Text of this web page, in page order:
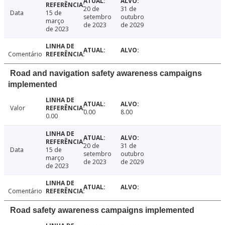
Data
15 de
março
de 2023
20 de
setembro
de 2023
31 de
outubro
de 2029
Comentário
Road and navigation safety awareness campaigns
implemented
Valor
0.00
0.00 8.00
Data
15 de
março
de 2023
20 de
setembro
de 2023
31 de
outubro
de 2029
Comentário
Road safety awareness campaigns implemented